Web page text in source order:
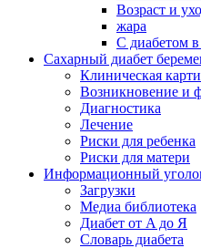
Возраст и
жара
С диабетом
Сахарный диабет
Клиническая
Возникновение и
Диагностика
Лечение
Риски для ребенка
Риски для матери
Информационный
Загрузки
Медиа библиотека
Диабет от A до Я
Словарь диабета